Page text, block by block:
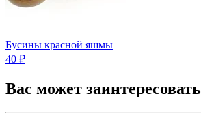
Бусины красной яшмы
40 ₽
Вас может заинтересовать